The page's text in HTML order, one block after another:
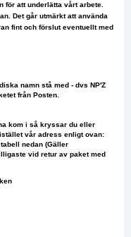
för att underlätta vårt arbete.
Det går utmärkt att använda
fint och förslut eventuellt med
namn stå med - dvs NP'Z
från Posten.
kom i så kryssar du eller
vår adress enligt ovan:
nedan (Gäller
vid retur av paket med